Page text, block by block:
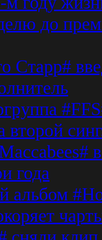
до
Старр#
второй
года
альбом